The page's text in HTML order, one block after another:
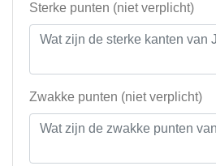
Sterke punten (niet verplicht)
Zwakke punten (niet verplicht)